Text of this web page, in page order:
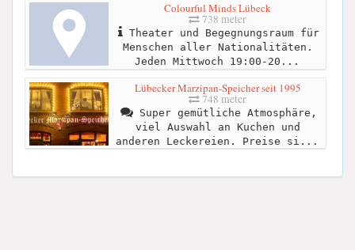
Colourful Minds Lübeck
738 meter
Theater und Begegnungsraum für
Menschen aller Nationalitäten.
Jeden Mittwoch 19:00-20...
Lübecker Marzipan-Speicher seit 1995
748 meter
Super gemütliche Atmosphäre,
viel Auswahl an Kuchen und
anderen Leckereien. Preise si...